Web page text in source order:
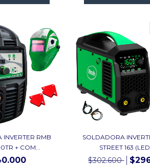
INVERTER RMB
+ COM...
SOLDADORA
STREET 163
$302.600